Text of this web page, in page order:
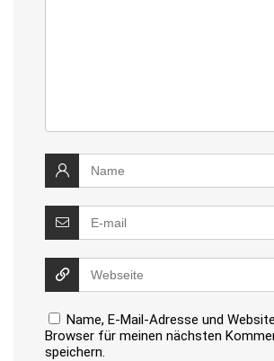
Name, E-Mail-Adresse und
Browser für meinen nächsten
speichern.